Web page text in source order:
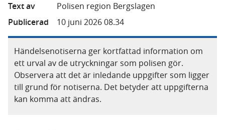
Text av
Polisen region Bergslagen
Publicerad
10 juni 2026 08.34
Händelsenotiserna ger kortfattad information om
ett urval av de utryckningar som polisen gör.
Observera att det är inledande uppgifter som ligger
till grund för notiserna. Det betyder att uppgifterna
kan komma att ändras.